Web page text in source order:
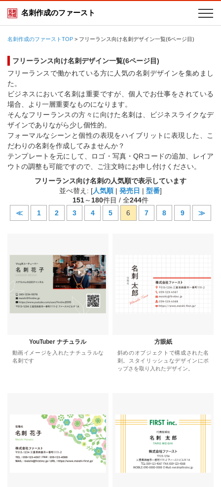
名刺作成のファースト
名刺作成のファーストTOP > フリーランス向け名刺デザイン一覧(6ページ目)
フリーランス向け名刺デザイン一覧(6ページ目)
フリーランスで働かれている方に人気の名刺デザインを集めまし
た。
ビジネスにおいて名刺は重要ですが、個人でお仕事をされている
場合、より一層重要なものになります。
そんなフリーランスの方々に向けた名刺は、ビジネスライクなデ
ザインでありながら少し個性的。
フォーマルなシーンと個性の表現をハイブリットに表現した、こ
だわりの名刺を作成してみませんか？
テンプレートを元にして、ロゴ・写真・QRコードの追加、レイア
ウトの調整も可能ですので、ご注文時にお申し付けください。
フリーランス向け名刺の人気順で表示しています
並べ替え: [人気順| 発売日 | 型番]
151～ 180件目 / 全244件
≪
1 2 3 4 5 6 7 8 9 ≫
YouTuber ナチュラル
動画イメージを入れたナチュラルな
名刺です
方眼紙
斜めのオブジェクトで構成された名
刺。スタイリッシュなデザインにポ
ップさを取り入れたデザイン。